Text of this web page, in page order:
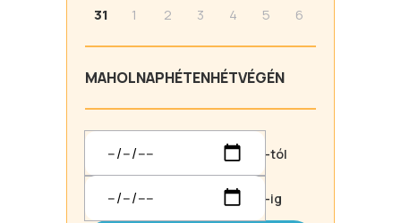
31
1 2 3 4 5 6
MAHOLNAPHÉTENHÉTVÉGÉN
-tól
-ig